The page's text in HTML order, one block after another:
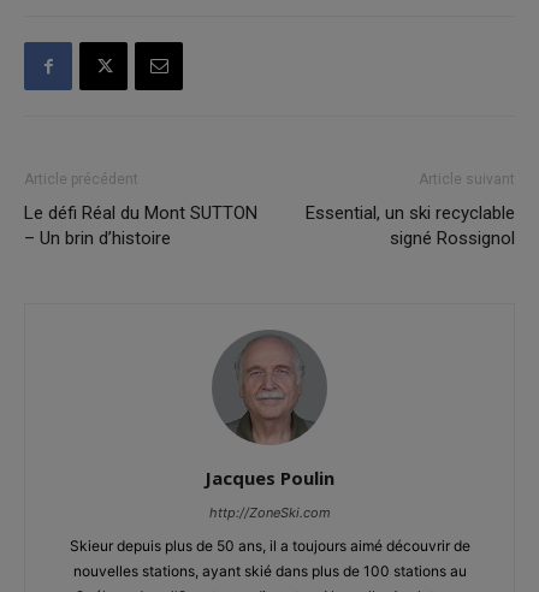
Article précédent
Le défi Réal du Mont SUTTON
– Un brin d’histoire
Article suivant
Essential, un ski recyclable
signé Rossignol
Jacques Poulin
http://ZoneSki.com
Skieur depuis plus de 50 ans, il a toujours aimé découvrir de
nouvelles stations, ayant skié dans plus de 100 stations au